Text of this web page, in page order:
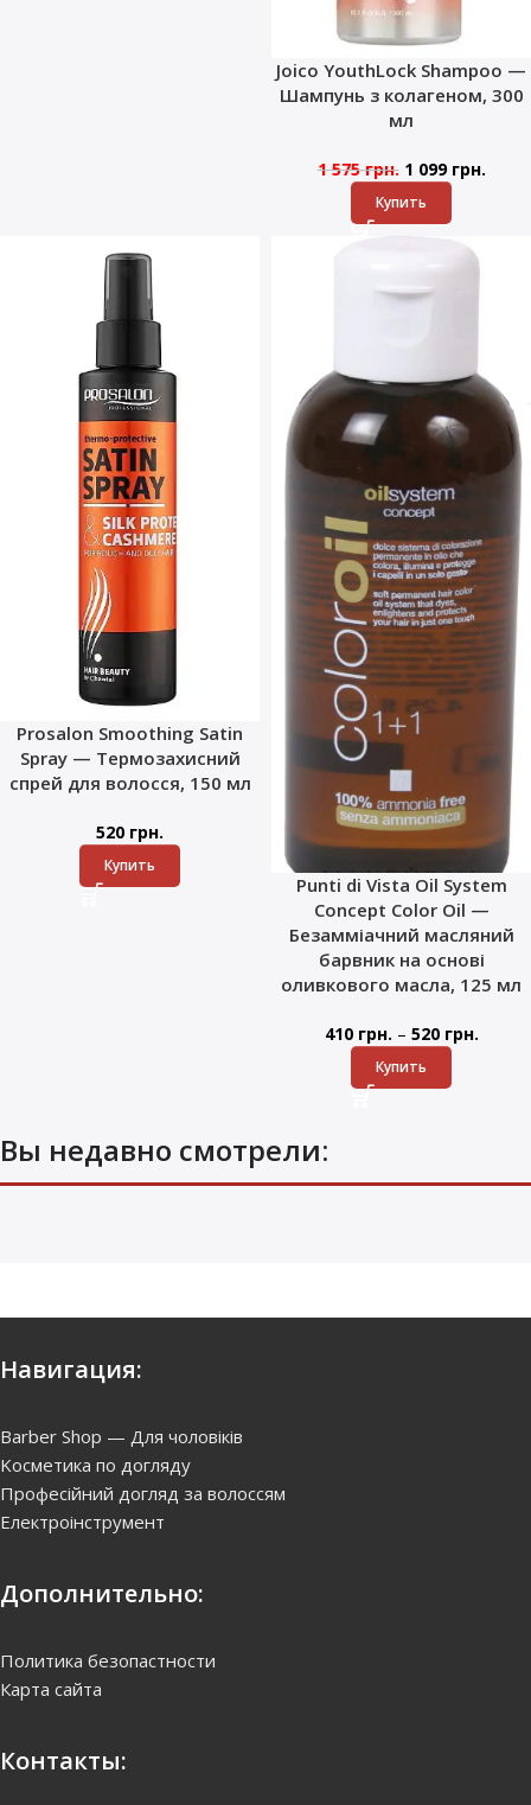
Joico YouthLock Shampoo —
Шампунь з колагеном, 300
мл
1 575грн. 1 099 грн.
Купить
Prosalon Smoothing Satin
Spray — Термозахисний
спрей для волосся, 150 мл
520 грн.
Купить
Punti di Vista Oil System
Concept Color Oil —
Безамміачний масляний
барвник на основі
оливкового масла, 125 мл
410 грн. – 520 грн.
Купить
Вы недавно смотрели:
Навигация:
Barber Shop — Для чоловіків
Kосметика по догляду
Професійний догляд за волоссям
Електроінструмент
Дополнительно:
Политика безопастности
Карта сайта
Контакты: